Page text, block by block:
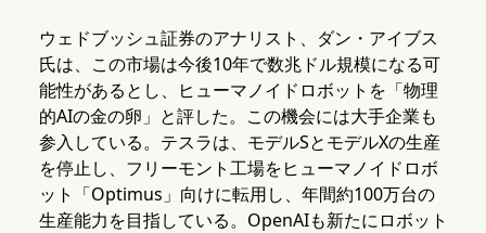
ウェドブッシュ証券のアナリスト、ダン・アイブス
氏は、この市場は今後10年で数兆ドル規模になる可
能性があるとし、ヒューマノイドロボットを「物理
的AIの金の卵」と評した。この機会には大手企業も
参入している。テスラは、モデルSとモデルXの生産
を停止し、フリーモント工場をヒューマノイドロボ
ット「Optimus」向けに転用し、年間約100万台の
生産能力を目指している。OpenAIも新たにロボット